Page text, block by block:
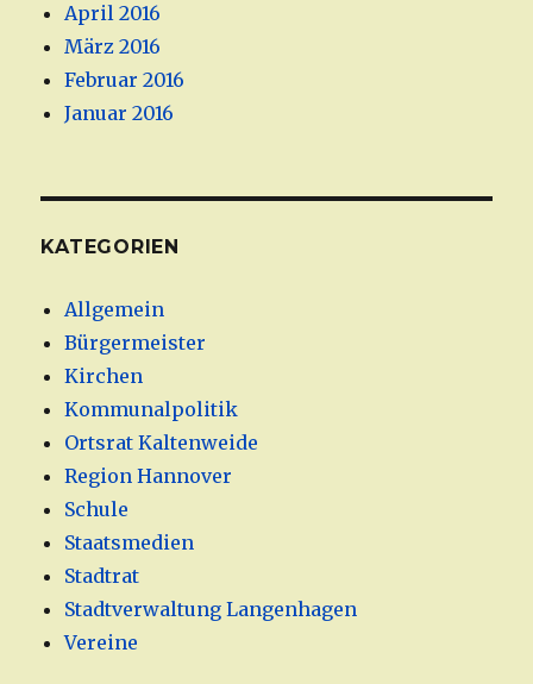
April 2016
März 2016
Februar 2016
Januar 2016
KATEGORIEN
Allgemein
Bürgermeister
Kirchen
Kommunalpolitik
Ortsrat Kaltenweide
Region Hannover
Schule
Staatsmedien
Stadtrat
Stadtverwaltung Langenhagen
Vereine